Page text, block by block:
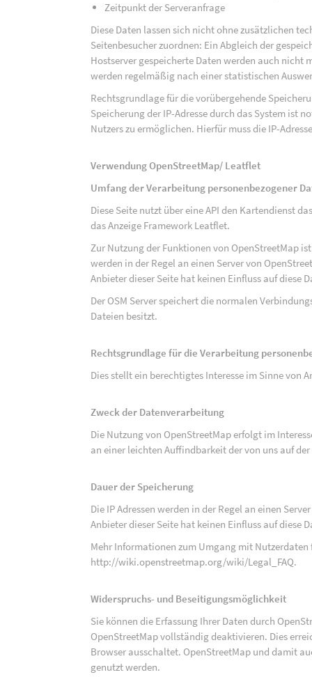
Zeitpunkt der Serveranfrage
Diese Daten lassen sich nicht ohne zusätzlichen
Seitenbesucher zuordnen: Ein Abgleich der
Hostserver gespeicherte Daten werden auch nicht
werden regelmäßig nach einer statistischen
Rechtsgrundlage für die vorübergehende
Speicherung der IP-Adresse durch das System ist
Nutzers zu ermöglichen. Hierfür muss die IP-
Verwendung OpenStreetMap/ Leatflet
Umfang der Verarbeitung personenbezogener
Diese Seite nutzt über eine API den Kartendienst
das Anzeige Framework Leatflet.
Zur Nutzung der Funktionen von OpenStreetMap
werden in der Regel an einen Server von
Anbieter dieser Seite hat keinen Einfluss auf diese
Der OSM Server speichert die normalen
Dateien besitzt.
Rechtsgrundlage für die Verarbeitung
Dies stellt ein berechtigtes Interesse im Sinne von
Zweck der Datenverarbeitung
Die Nutzung von OpenStreetMap erfolgt im
an einer leichten Auffindbarkeit der von uns auf
Dauer der Speicherung
Die IP Adressen werden in der Regel an einen
Anbieter dieser Seite hat keinen Einfluss auf diese
Mehr Informationen zum Umgang mit
http://wiki.openstreetmap.org/wiki/Legal_FAQ.
Widerspruchs- und Beseitigungsmöglichkeit
Sie können die Erfassung Ihrer Daten durch
OpenStreetMap vollständig deaktivieren. Dies
Browser ausschaltet. OpenStreetMap und damit
genutzt werden.